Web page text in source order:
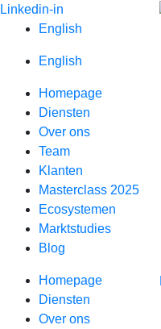
Spring
Linkedin-in
English
English
Homepage
Diensten
Over ons
Team
Klanten
Masterclass 2025
Ecosystemen
Marktstudies
Blog
Homepage
Diensten
Over ons
Virtual-Event-Ecosystem-4